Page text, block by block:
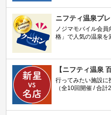
ニフティ温泉プ
ノジマモバイル会
格」で人気の温泉を
【ニフティ温泉
行ってみたい施設に
（全10回開催 / 合計